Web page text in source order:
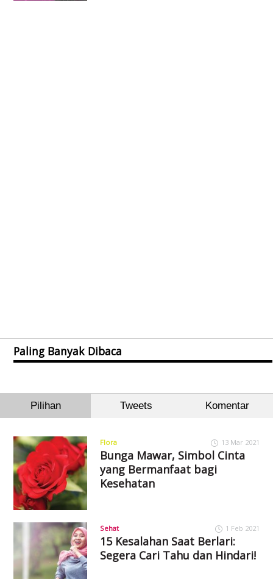
Paling Banyak Dibaca
Pilihan Tweets Komentar
Flora 13 Mar 2021
Bunga Mawar, Simbol Cinta
yang Bermanfaat bagi
Kesehatan
Sehat 1 Feb 2021
15 Kesalahan Saat Berlari:
Segera Cari Tahu dan Hindari!